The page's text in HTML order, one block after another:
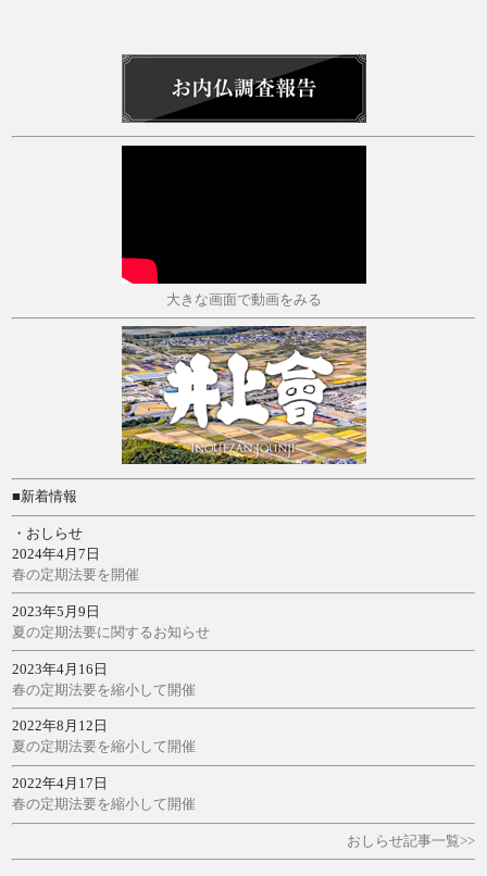
大きな画面で動画をみる
■新着情報
・おしらせ
2024年4月7日
春の定期法要を開催
2023年5月9日
夏の定期法要に関するお知らせ
2023年4月16日
春の定期法要を縮小して開催
2022年8月12日
夏の定期法要を縮小して開催
2022年4月17日
春の定期法要を縮小して開催
おしらせ記事一覧>>